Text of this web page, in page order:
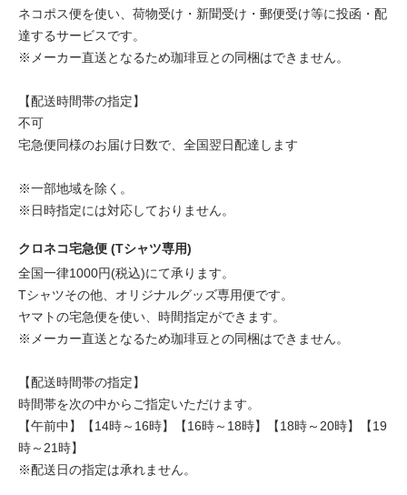
ネコポス便を使い、荷物受け・新聞受け・郵便受け等に投函・配
達するサービスです。
※メーカー直送となるため珈琲豆との同梱はできません。
【配送時間帯の指定】
不可
宅急便同様のお届け日数で、全国翌日配達します
※一部地域を除く。
※日時指定には対応しておりません。
クロネコ宅急便 (Tシャツ専用)
全国一律1000円(税込)にて承ります。
Tシャツその他、オリジナルグッズ専用便です。
ヤマトの宅急便を使い、時間指定ができます。
※メーカー直送となるため珈琲豆との同梱はできません。
【配送時間帯の指定】
時間帯を次の中からご指定いただけます。
【午前中】【14時～16時】【16時～18時】【18時～20時】【19
時～21時】
※配送日の指定は承れません。